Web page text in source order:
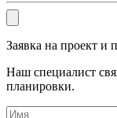
Заявка на проект и
Наш специалист
планировки.